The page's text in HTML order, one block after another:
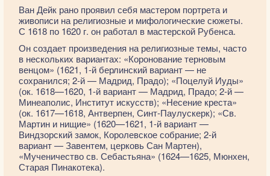
Ван Дейк рано проявил себя мастером портрета и
живописи на религиозные и мифологические сюжеты.
С 1618 по 1620 г. он работал в мастерской Рубенса.
Он создает произведения на религиозные темы, часто
в нескольких вариантах: «Коронование терновым
венцом» (1621, 1-й берлинский вариант — не
сохранился; 2-й — Мадрид, Прадо); «Поцелуй Иуды»
(ок. 1618—1620, 1-й вариант — Мадрид, Прадо; 2-й —
Минеаполис, Институт искусств); «Несение креста»
(ок. 1617—1618, Антверпен, Синт-Паулускерк); «Св.
Мартин и нищие» (1620—1621, 1-й вариант —
Виндзорский замок, Королевское собрание; 2-й
вариант — Завентем, церковь Сан Мартен),
«Мученичество св. Себастьяна» (1624—1625, Мюнхен,
Старая Пинакотека).